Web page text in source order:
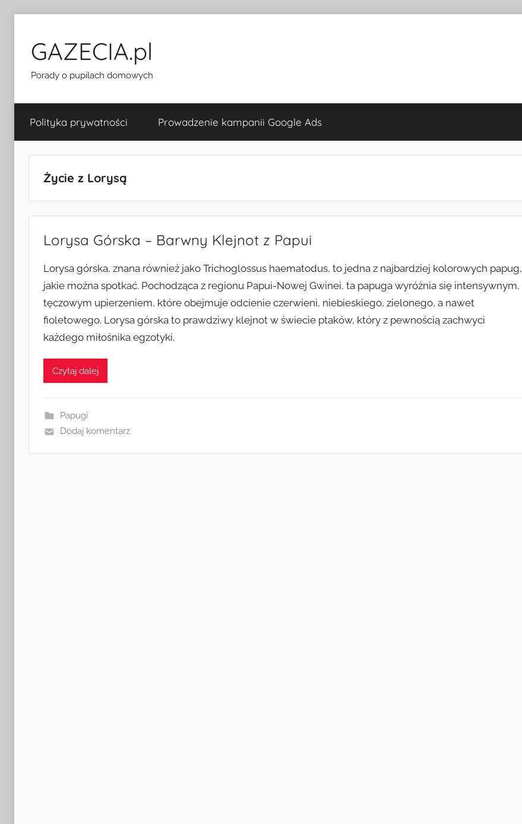
treściGAZECIA.pl
Porady o pupilach domowych
Polityka prywatności Prowadzenie kampanii Google Ads
Życie z Lorysą
Lorysa Górska – Barwny Klejnot z Papui
Lorysa górska, znana również jako Trichoglossus haematodus, to jedna z najbardziej kolorowych papug,
jakie można spotkać. Pochodząca z regionu Papui-Nowej Gwinei, ta papuga wyróżnia się intensywnym,
tęczowym upierzeniem, które obejmuje odcienie czerwieni, niebieskiego, zielonego, a nawet
fioletowego. Lorysa górska to prawdziwy klejnot w świecie ptaków, który z pewnością zachwyci
każdego miłośnika egzotyki.
Czytaj dalej
Papugi
Dodaj komentarz